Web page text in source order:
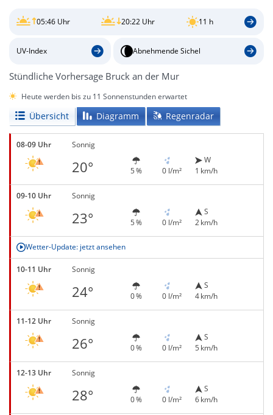
05:46 Uhr 20:22 Uhr 11 h
UV-Index Abnehmende Sichel
Stündliche Vorhersage Bruck an der Mur
Heute werden bis zu 11 Sonnenstunden erwartet
Übersicht Diagramm Regenradar
08-09 Uhr Sonnig
20° 5 % 0 l/m²
W
1 km/h
09-10 Uhr Sonnig
23° 5 % 0 l/m²
S
2 km/h
Wetter-Update: jetzt ansehen
10-11 Uhr Sonnig
24° 0 % 0 l/m²
S
4 km/h
11-12 Uhr Sonnig
26° 0 % 0 l/m²
S
5 km/h
12-13 Uhr Sonnig
28° 0 % 0 l/m²
S
6 km/h